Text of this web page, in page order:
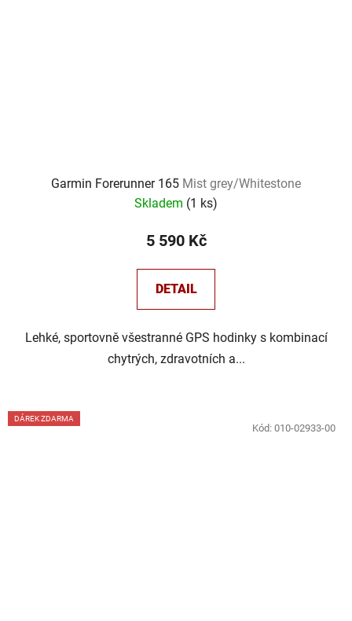
Garmin Forerunner 165 Mist grey/Whitestone
Skladem (1 ks)
5 590 Kč
DETAIL
Lehké, sportovně všestranné GPS hodinky s kombinací
chytrých, zdravotních a...
DÁREK ZDARMA
Kód: 010-02933-00